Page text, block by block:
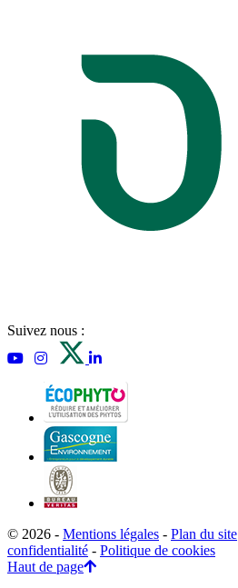
Suivez nous :
© 2026 - Mentions légales - Plan du site
confidentialité - Politique de cookies
Haut de page